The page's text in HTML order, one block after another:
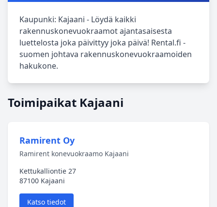
Kaupunki: Kajaani - Löydä kaikki
rakennuskonevuokraamot ajantasaisesta
luettelosta joka päivittyy joka päivä! Rental.fi -
suomen johtava rakennuskonevuokraamoiden
hakukone.
Toimipaikat Kajaani
Ramirent Oy
Ramirent konevuokraamo Kajaani
Kettukalliontie 27
87100 Kajaani
Katso tiedot